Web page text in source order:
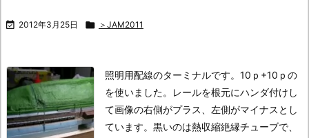
 2012年3月25日  ＞JAM2011
照明用配線のターミナルです。 10ｐ+10ｐの
を使いました。
レールを根元にハンダ付けし
て画像の右側がプラス、左側がマイナスとし
ています。 黒いのは熱収縮絶縁チューブで、